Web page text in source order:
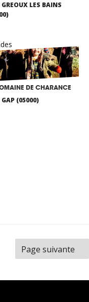
GREOUX LES BAINS
DE CHARANCE
GAP (05000)
Page suivante